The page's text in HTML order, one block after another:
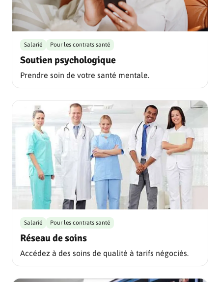
Soutien psychologique
Salarié Pour les contrats santé
Prendre soin de votre santé mentale.
Réseau de soins
Salarié Pour les contrats santé
Accédez à des soins de qualité à tarifs négociés.